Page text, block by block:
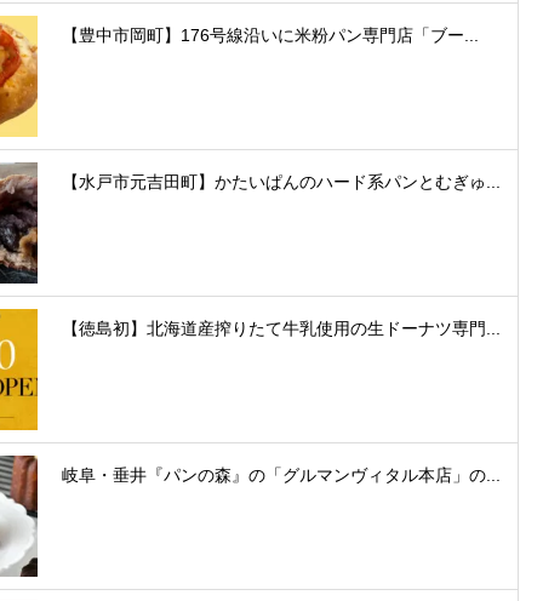
【豊中市岡町】176号線沿いに米粉パン専門店「ブー...
【水戸市元吉田町】かたいぱんのハード系パンとむぎゅ...
【徳島初】北海道産搾りたて牛乳使用の生ドーナツ専門...
岐阜・垂井『パンの森』の「グルマンヴィタル本店」の...